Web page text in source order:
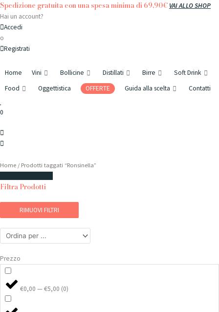
Vai
al
contenuto
Spedizione gratuita con una spesa minima di 69,90€ VAI ALLO SHOP
Hai un account?
Accedi
o
Registrati
Home Vini Bollicine Distillati Birre
Soft Drink
Food
Oggettistica OFFERTE Guida alla scelta Contatti
0
Home / Prodotti taggati “Ronsinella”
Filtra Prodotti
RIMUOVI FILTRI
Prezzo
€0,00 — €5,00 (0)